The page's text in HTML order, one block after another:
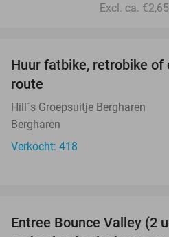
Excl. ca.
Huur fatbike, retrobike of
route
Hill´s Groepsuitje Bergharen
Bergharen
Verkocht: 418
Entree Bounce Valley (2